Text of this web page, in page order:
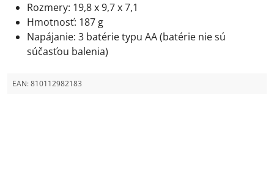
Rozmery: 19,8 x 9,7 x 7,1
Hmotnosť: 187 g
Napájanie: 3 batérie typu AA (batérie nie sú
súčasťou balenia)
EAN:810112982183